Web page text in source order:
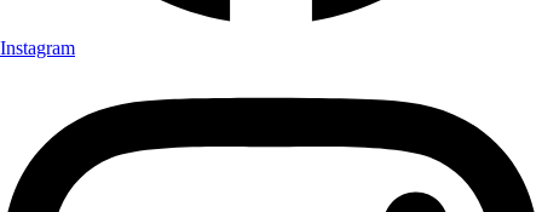
Instagram